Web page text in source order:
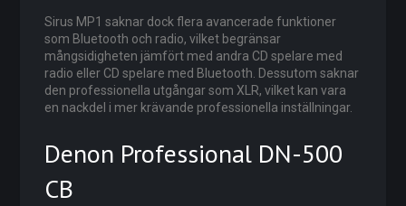
Sirus MP1 saknar dock flera avancerade funktioner
som Bluetooth och radio, vilket begränsar
mångsidigheten jämfört med andra CD spelare med
radio eller CD spelare med Bluetooth. Dessutom saknar
den professionella utgångar som XLR, vilket kan vara
en nackdel i mer krävande professionella inställningar.
Denon Professional DN-500
CB